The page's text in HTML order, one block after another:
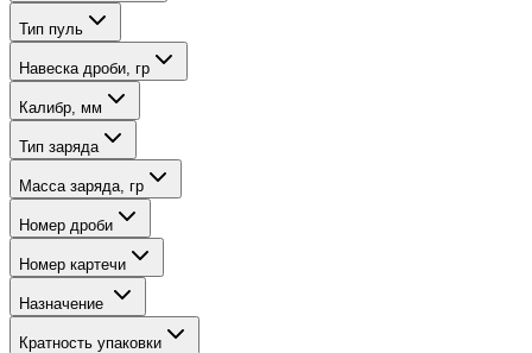
Тип пуль
Навеска дроби, гр
Калибр, мм
Тип заряда
Масса заряда, гр
Номер дроби
Номер картечи
Назначение
Кратность упаковки